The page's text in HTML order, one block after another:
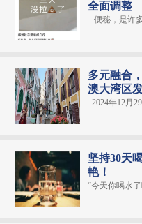
全面调整
便秘，是许多
多元融合
澳大湾区
2024年12月29
坚持30天
艳！
“今天你喝水